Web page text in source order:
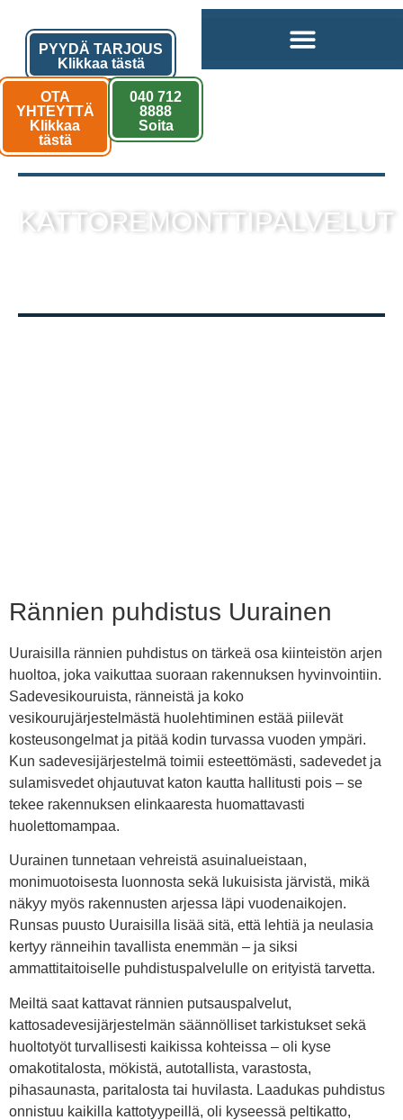
PYYDÄ TARJOUS
Klikkaa tästä
OTA
YHTEYTTÄ
Klikkaa
tästä
040 712
8888
Soita
KATTOREMONTTIPALVELUT
Rännien puhdistus Uurainen
Uuraisilla rännien puhdistus on tärkeä osa kiinteistön arjen
huoltoa, joka vaikuttaa suoraan rakennuksen hyvinvointiin.
Sadevesikouruista, ränneistä ja koko
vesikourujärjestelmästä huolehtiminen estää piilevät
kosteusongelmat ja pitää kodin turvassa vuoden ympäri.
Kun sadevesijärjestelmä toimii esteettömästi, sadevedet ja
sulamisvedet ohjautuvat katon kautta hallitusti pois – se
tekee rakennuksen elinkaaresta huomattavasti
huolettomampaa.
Uurainen tunnetaan vehreistä asuinalueistaan,
monimuotoisesta luonnosta sekä lukuisista järvistä, mikä
näkyy myös rakennusten arjessa läpi vuodenaikojen.
Runsas puusto Uuraisilla lisää sitä, että lehtiä ja neulasia
kertyy ränneihin tavallista enemmän – ja siksi
ammattitaitoiselle puhdistuspalvelulle on erityistä tarvetta.
Meiltä saat kattavat rännien putsauspalvelut,
kattosadevesijärjestelmän säännölliset tarkistukset sekä
huoltotyöt turvallisesti kaikissa kohteissa – oli kyse
omakotitalosta, mökistä, autotallista, varastosta,
pihasaunasta, paritalosta tai huvilasta. Laadukas puhdistus
onnistuu kaikilla kattotyypeillä, oli kyseessä peltikatto,